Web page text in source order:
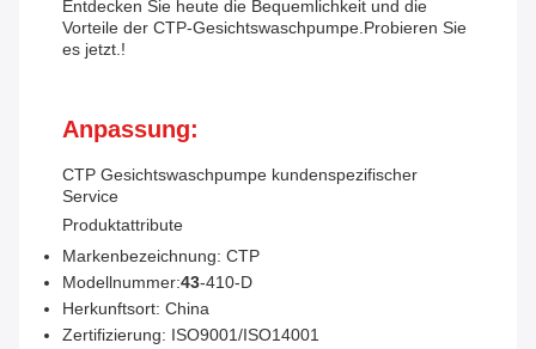
Entdecken Sie heute die Bequemlichkeit und die
Vorteile der CTP-Gesichtswaschpumpe.Probieren Sie
es jetzt.!
Anpassung:
CTP Gesichtswaschpumpe kundenspezifischer
Service
Produktattribute
Markenbezeichnung: CTP
Modellnummer:43-410-D
Herkunftsort: China
Zertifizierung: ISO9001/ISO14001